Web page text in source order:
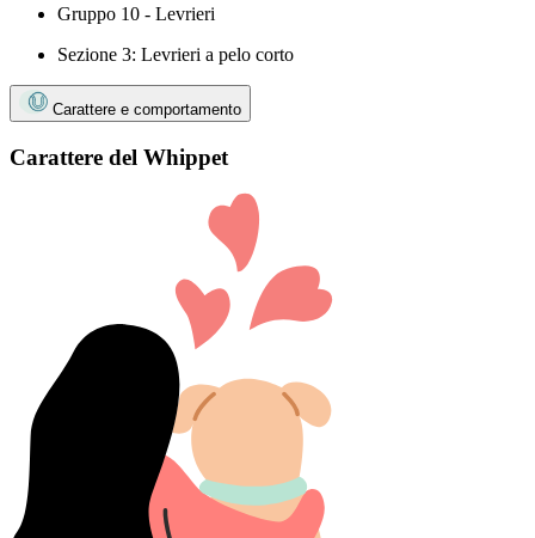
Gruppo 10 - Levrieri
Sezione 3: Levrieri a pelo corto
Carattere e comportamento
Carattere del Whippet